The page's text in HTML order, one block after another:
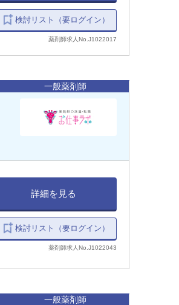
検討リスト（要ログイン）
薬剤師求人No.J1022017
一般薬剤師
詳細を見る
検討リスト（要ログイン）
薬剤師求人No.J1022043
一般薬剤師